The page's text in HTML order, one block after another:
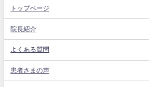
トップページ
院長紹介
よくある質問
患者さまの声